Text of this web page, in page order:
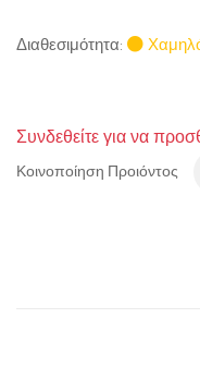
Διαθεσιμότητα:
Συνδεθείτε για να
Κοινοποίηση Προιόντος